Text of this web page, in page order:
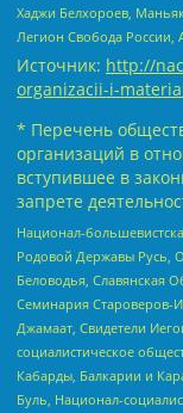
Хаджи Белхороев,
Легион Свобода России,
Источник: http://
organizacii-i-
* Перечень
организаций в
вступившее в
запрете
Национал-
Родовой Державы Русь,
Беловодья, Славянская
Семинария Староверов-
Джамаат, Свидетели
социалистическое
Кабарды, Балкарии и
Буль, Национал-